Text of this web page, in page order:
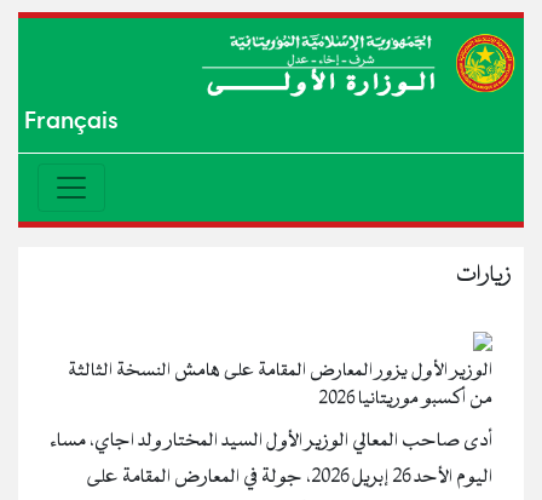
Français
زيارات
الوزير الأول يزور المعارض المقامة على هامش النسخة الثالثة
من أكسبو موريتانيا 2026
أدى صاحب المعالي الوزير الأول السيد المختار ولد اجاي، مساء
اليوم الأحد 26 إبريل 2026، جولة في المعارض المقامة على